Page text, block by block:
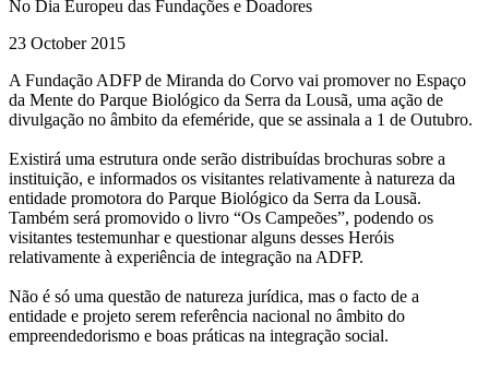
No Dia Europeu das Fundações e Doadores
23 October 2015
A Fundação ADFP de Miranda do Corvo vai promover no Espaço
da Mente do Parque Biológico da Serra da Lousã, uma ação de
divulgação no âmbito da efeméride, que se assinala a 1 de Outubro.
Existirá uma estrutura onde serão distribuídas brochuras sobre a
instituição, e informados os visitantes relativamente à natureza da
entidade promotora do Parque Biológico da Serra da Lousã.
Também será promovido o livro “Os Campeões”, podendo os
visitantes testemunhar e questionar alguns desses Heróis
relativamente à experiência de integração na ADFP.
Não é só uma questão de natureza jurídica, mas o facto de a
entidade e projeto serem referência nacional no âmbito do
empreendedorismo e boas práticas na integração social.